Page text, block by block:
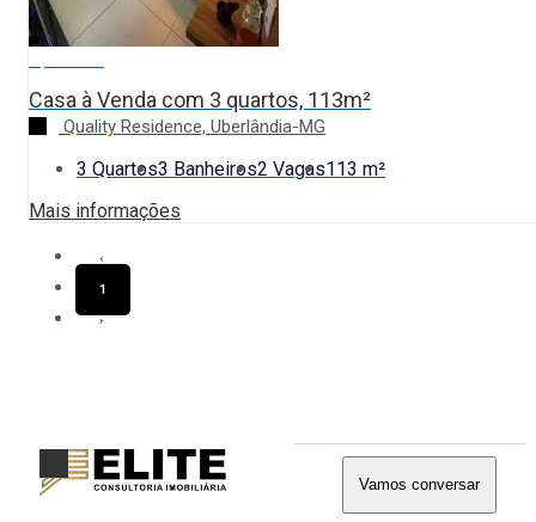
Casa à Venda com 3 quartos, 113m²
Quality Residence, Uberlândia-MG
3 Quartos3 Banheiros2 Vagas113 m²
Mais informações
‹
1
›
Vamos conversar